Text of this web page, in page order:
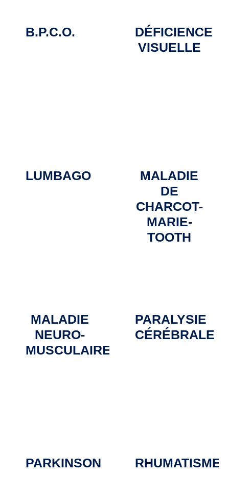
B.P.C.O.
DÉFICIENCE
VISUELLE
LUMBAGO
MALADIE
DE
CHARCOT-
MARIE-
TOOTH
MALADIE
NEURO-
MUSCULAIRE
PARALYSIE
CÉRÉBRALE
PARKINSON RHUMATISME